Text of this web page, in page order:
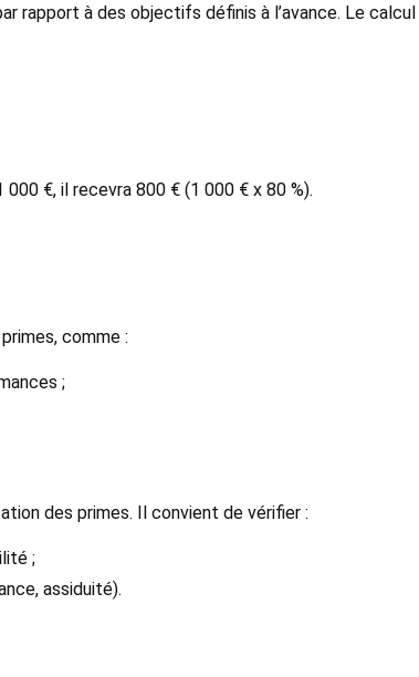
rapport à des objectifs définis à l’avance. Le
€, il recevra 800 € (1 000 € x 80 %).
comme :
;
des primes. Il convient de vérifier :
;
assiduité).